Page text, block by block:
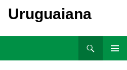
Uruguaiana